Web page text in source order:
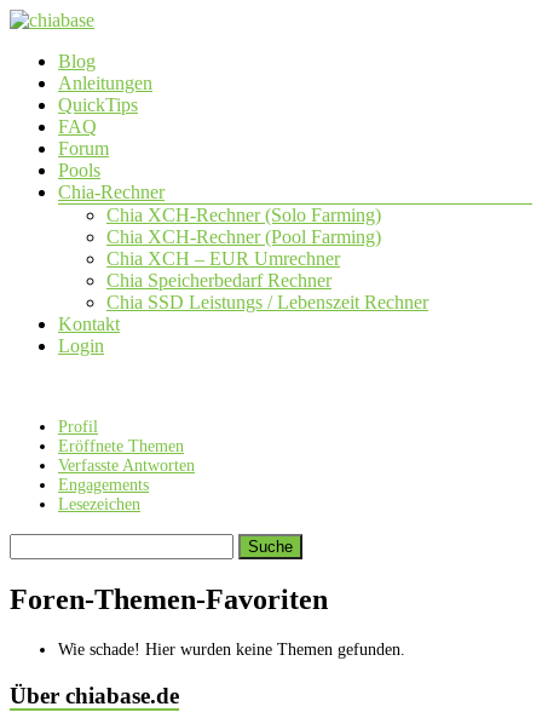
Zum
springen
chiabase
CHIA
Info-
Community
Seite
Menü
Blog
Anleitungen
QuickTips
FAQ
Forum
Pools
Chia-Rechner
Chia XCH-Rechner (Solo Farming)
Chia XCH-Rechner (Pool Farming)
Chia XCH – EUR Umrechner
Chia Speicherbedarf Rechner
Chia SSD Leistungs / Lebenszeit Rechner
Kontakt
Login
Profil
Eröffnete Themen
Verfasste Antworten
Engagements
Lesezeichen
topics:
Foren-Themen-Favoriten
Wie schade! Hier wurden keine Themen gefunden.
Über chiabase.de